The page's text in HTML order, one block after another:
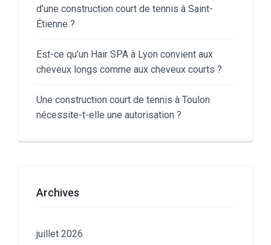
d’une construction court de tennis à Saint-
Étienne ?
Est-ce qu’un Hair SPA à Lyon convient aux
cheveux longs comme aux cheveux courts ?
Une construction court de tennis à Toulon
nécessite-t-elle une autorisation ?
Archives
juillet 2026